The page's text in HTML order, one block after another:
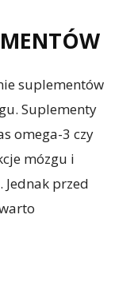
suplementów
Suplementy
omega-3 czy
mózgu i
przed